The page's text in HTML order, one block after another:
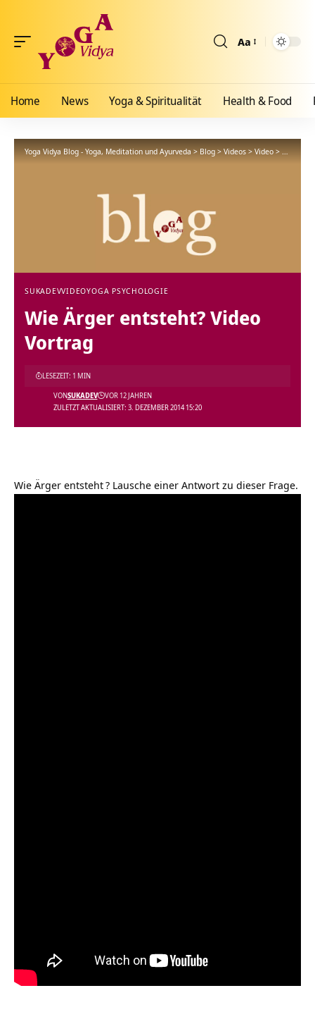
Aa
Home News Yoga & Spiritualität Health & Food
Yoga Vidya Blog - Yoga, Meditation und Ayurveda>Blog>Videos>Video>Wie
SUKADEVVIDEOYOGA PSYCHOLOGIE
Wie Ärger entsteht? Video
Vortrag
ZULETZT AKTUALISIERT: 3. DEZEMBER 2014 15:20
VONSUKADEV VOR 12 JAHREN
LESEZEIT: 1 MIN
Wie Ärger entsteht? Lausche einer Antwort zu dieser Frage.